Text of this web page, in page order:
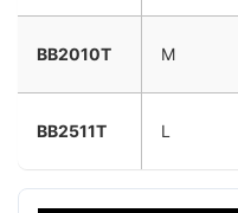
BB2010T M
BB2511T L